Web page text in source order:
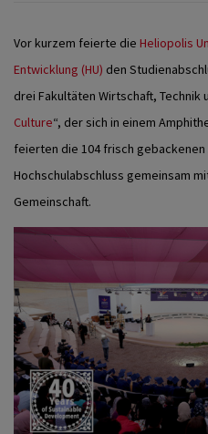
Vor kurzem feierte die Heliopolis
Entwicklung (HU) den
drei Fakultäten Wirtschaft, Technik
Culture“, der sich in einem
feierten die 104 frisch
Hochschulabschluss gemeinsam
Gemeinschaft.